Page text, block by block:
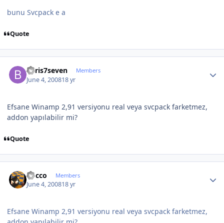
bunu Svcpack e a
Quote
baris7seven Members
June 4, 200818 yr
Efsane Winamp 2,91 versiyonu real veya svcpack farketmez,
addon yapılabilir mi?
Quote
Rocco Members
June 4, 200818 yr
Efsane Winamp 2,91 versiyonu real veya svcpack farketmez,